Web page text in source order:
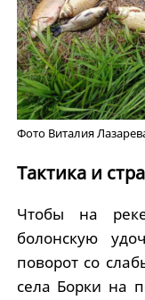
Фото Виталия
Тактика и
Чтобы на
болонскую
поворот со
села Борки на